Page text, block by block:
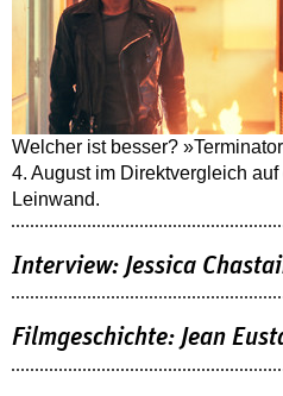
Welcher ist besser?
4. August im Direktvergleich
Leinwand.
Interview: Jessica
Filmgeschichte: Jean